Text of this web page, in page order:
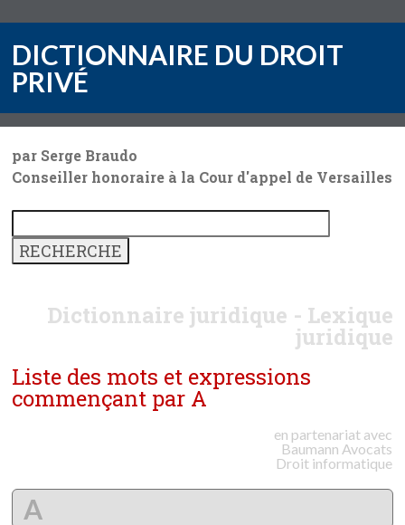
DICTIONNAIRE DU DROIT
PRIVÉ
par Serge Braudo
Conseiller honoraire à la Cour d'appel de Versailles
Dictionnaire juridique - Lexique
juridique
Liste des mots et expressions
commençant par A
en partenariat avec
Baumann Avocats
Droit informatique
A